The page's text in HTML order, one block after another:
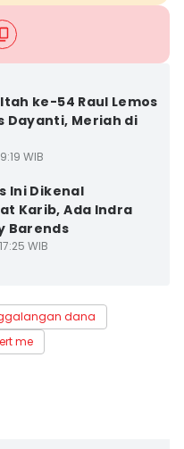
ke-54 Raul Lemos
Dayanti, Meriah di
WIB
Ini Dikenal
Karib, Ada Indra
Barends
WIB
dana
me